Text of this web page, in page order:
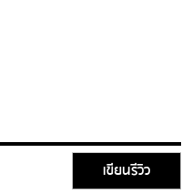
เขียนรีวิว